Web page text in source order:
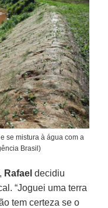
se mistura à água com a
Brasil)
Rafael decidiu
“Joguei uma terra
tem certeza se o